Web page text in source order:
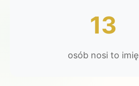
13
osób nosi to imię